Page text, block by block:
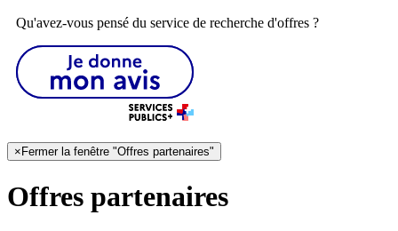
Qu'avez-vous pensé du service de recherche d'offres ?
× Fermer la fenêtre "Offres partenaires"
Offres partenaires